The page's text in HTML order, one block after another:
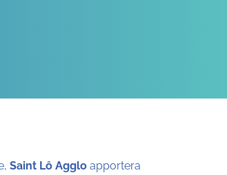
Saint Lô Agglo apportera